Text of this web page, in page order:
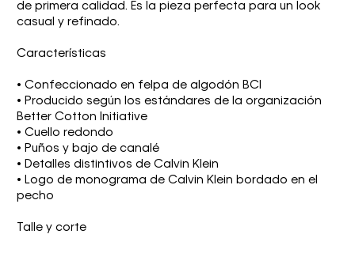
de primera calidad. Es la pieza perfecta para un look
casual y refinado.
Características
• Confeccionado en felpa de algodón BCI
• Producido según los estándares de la organización
Better Cotton Initiative
• Cuello redondo
• Puños y bajo de canalé
• Detalles distintivos de Calvin Klein
• Logo de monograma de Calvin Klein bordado en el
pecho
Talle y corte